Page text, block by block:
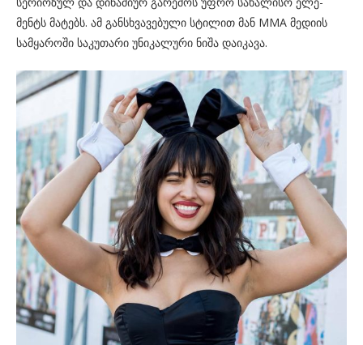
მენტს მა­ტებს. ამ გან­სხვა­ვე­ბუ­ლი სტი­ლით მან MMA მე­დი­ის
სამ­ყა­რო­ში სა­კუ­თა­რი უნი­კა­ლუ­რი ნიშა და­ი­კა­ვა.